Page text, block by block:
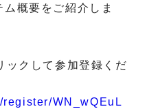
概要をご紹介しま
ックして参加登録くだ
WN_wQEuL